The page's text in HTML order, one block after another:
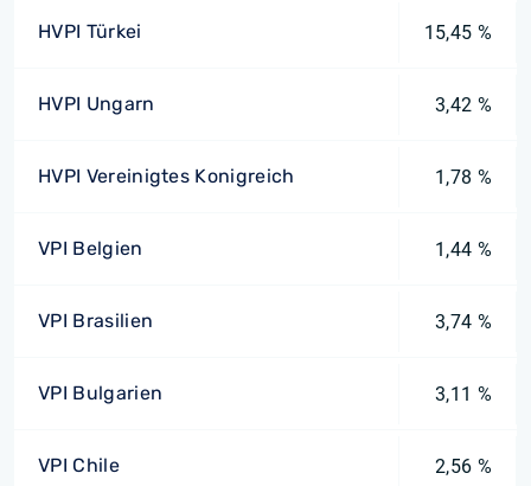
HVPI Türkei 15,45 %
HVPI Ungarn 3,42 %
HVPI Vereinigtes Konigreich 1,78 %
VPI Belgien 1,44 %
VPI Brasilien 3,74 %
VPI Bulgarien 3,11 %
VPI Chile 2,56 %